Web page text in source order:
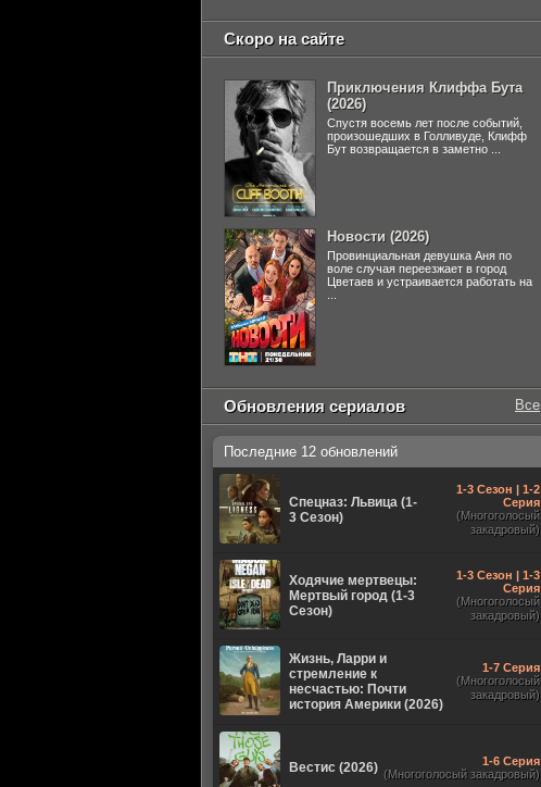
Скоро на сайте
Приключения Клиффа Бута
(2026)
Спустя восемь лет после событий,
произошедших в Голливуде, Клифф
Бут возвращается в заметно ...
Новости (2026)
Провинциальная девушка Аня по
воле случая переезжает в город
Цветаев и устраивается работать на
Обновления сериалов Все
Последние 12 обновлений
Спецназ: Львица (1-
3 Сезон)
1-3 Сезон | 1-2
Серия
(Многоголосый
закадровый)
Ходячие мертвецы:
Мертвый город (1-3
Сезон)
1-3 Сезон | 1-3
Серия
(Многоголосый
закадровый)
Жизнь, Ларри и
стремление к
несчастью: Почти
история Америки (2026)
1-7 Серия
(Многоголосый
закадровый)
Вестис (2026)
1-6 Серия
(Многоголосый закадровый)